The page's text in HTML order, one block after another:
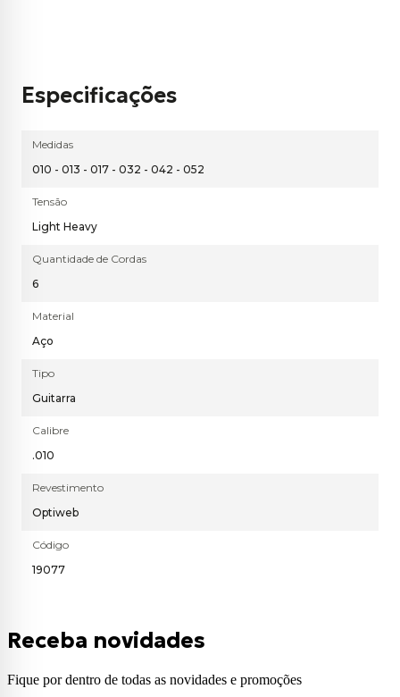
Especificações
Medidas
010 - 013 - 017 - 032 - 042 - 052
Tensão
Light Heavy
Quantidade de Cordas
6
Material
Aço
Tipo
Guitarra
Calibre
.010
Revestimento
Optiweb
Código
19077
Receba novidades
Fique por dentro de todas as novidades e promoções